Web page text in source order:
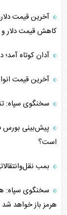
کاهش قیمت دلار و
آدان کوتاه آمد؛
آخرین قیمت انواع سکه
سخنگوی سپاه:
است؟
بمب
سخنگوی سپاه: هر
هرمز باز خواهد شد